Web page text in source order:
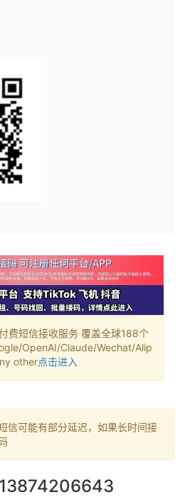
费短信接收服务 覆盖全球188个
OpenAI/Claude/Wechat/Alip
other点击进入
信可能有部分延迟，如果长时间接